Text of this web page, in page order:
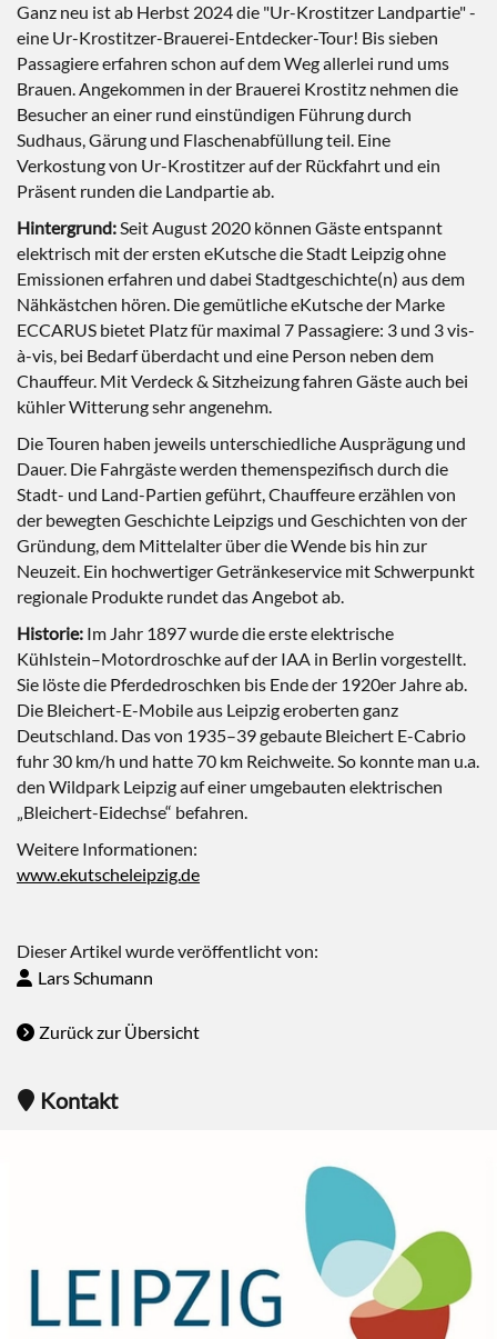
Ganz neu ist ab Herbst 2024 die "Ur-Krostitzer Landpartie" -
eine Ur-Krostitzer-Brauerei-Entdecker-Tour! Bis sieben
Passagiere erfahren schon auf dem Weg allerlei rund ums
Brauen. Angekommen in der Brauerei Krostitz nehmen die
Besucher an einer rund einstündigen Führung durch
Sudhaus, Gärung und Flaschenabfüllung teil. Eine
Verkostung von Ur-Krostitzer auf der Rückfahrt und ein
Präsent runden die Landpartie ab.
Hintergrund:Seit August 2020 können Gäste entspannt
elektrisch mit der ersten eKutsche die Stadt Leipzig ohne
Emissionen erfahren und dabei Stadtgeschichte(n) aus dem
Nähkästchen hören. Die gemütliche eKutsche der Marke
ECCARUS bietet Platz für maximal 7 Passagiere: 3 und 3 vis-
à-vis, bei Bedarf überdacht und eine Person neben dem
Chauffeur. Mit Verdeck & Sitzheizung fahren Gäste auch bei
kühler Witterung sehr angenehm.
Die Touren haben jeweils unterschiedliche Ausprägung und
Dauer. Die Fahrgäste werden themenspezifisch durch die
Stadt- und Land-Partien geführt, Chauffeure erzählen von
der bewegten Geschichte Leipzigs und Geschichten von der
Gründung, dem Mittelalter über die Wende bis hin zur
Neuzeit. Ein hochwertiger Getränkeservice mit Schwerpunkt
regionale Produkte rundet das Angebot ab.
Historie: Im Jahr 1897 wurde die erste elektrische
Kühlstein–Motordroschke auf der IAA in Berlin vorgestellt.
Sie löste die Pferdedroschken bis Ende der 1920er Jahre ab.
Die Bleichert-E-Mobile aus Leipzig eroberten ganz
Deutschland. Das von 1935–39 gebaute Bleichert E-Cabrio
fuhr 30 km/h und hatte 70 km Reichweite. So konnte man u.a.
den Wildpark Leipzig auf einer umgebauten elektrischen
„Bleichert-Eidechse“ befahren.
Weitere Informationen:
www.ekutscheleipzig.de
Dieser Artikel wurde veröffentlicht von:
Lars Schumann
Zurück zur Übersicht
Kontakt